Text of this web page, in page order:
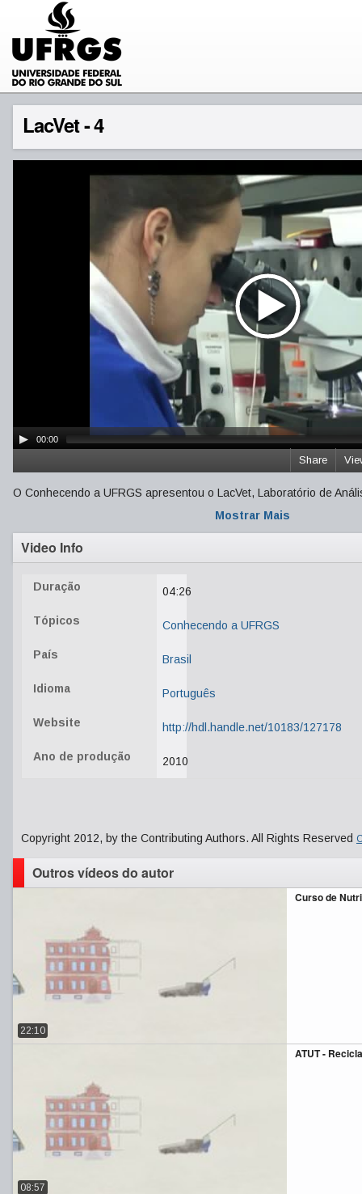
LacVet - 4
00:00
Share
O Conhecendo a UFRGS apresentou o LacVet, Laboratório de
Mostrar Mais
Video Info
Duração 04:26
Tópicos Conhecendo a UFRGS
País Brasil
Idioma Português
Website http://hdl.handle.net/10183/127178
Ano de produção 2010
Copyright 2012, by the Contributing Authors. All Rights Reserved
Outros vídeos do autor
Curso de
22:10
ATUT -
08:57